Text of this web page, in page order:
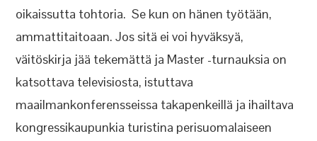
oikaissutta tohtoria. Se kun on hänen työtään,
ammattitaitoaan. Jos sitä ei voi hyväksyä,
väitöskirja jää tekemättä ja Master -turnauksia on
katsottava televisiosta, istuttava
maailmankonferensseissa takapenkeillä ja ihailtava
kongressikaupunkia turistina perisuomalaiseen